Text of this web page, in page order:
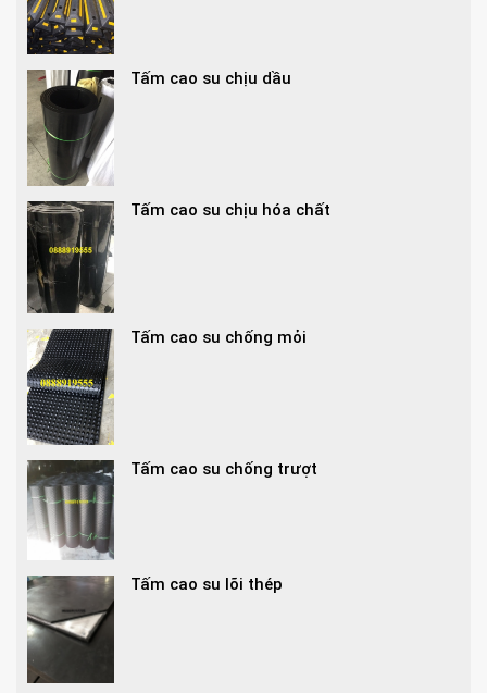
Tấm cao su chịu dầu
Tấm cao su chịu hóa chất
Tấm cao su chống mỏi
Tấm cao su chống trượt
Tấm cao su lõi thép